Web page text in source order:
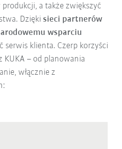
a także zwiększyć
Dzięki sieci partnerów
wsparciu
serwis klienta. Czerp korzyści
KUKA – od planowania
włącznie z